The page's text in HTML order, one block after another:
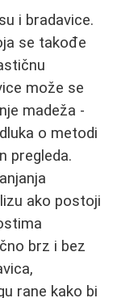
i bradavice.
se takođe
može se
madeža -
o metodi
pregleda.
ako postoji
brz i bez
rane kako bi